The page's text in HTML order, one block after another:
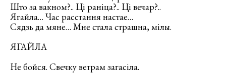
Што за вакном?.. Ці раніца?.. Ці вечар?..
Ягайла… Час расстання настае…
Сядзь да мяне… Мне стала страшна, мілы.
ЯГАЙЛА
Не бойся. Свечку ветрам загасіла.